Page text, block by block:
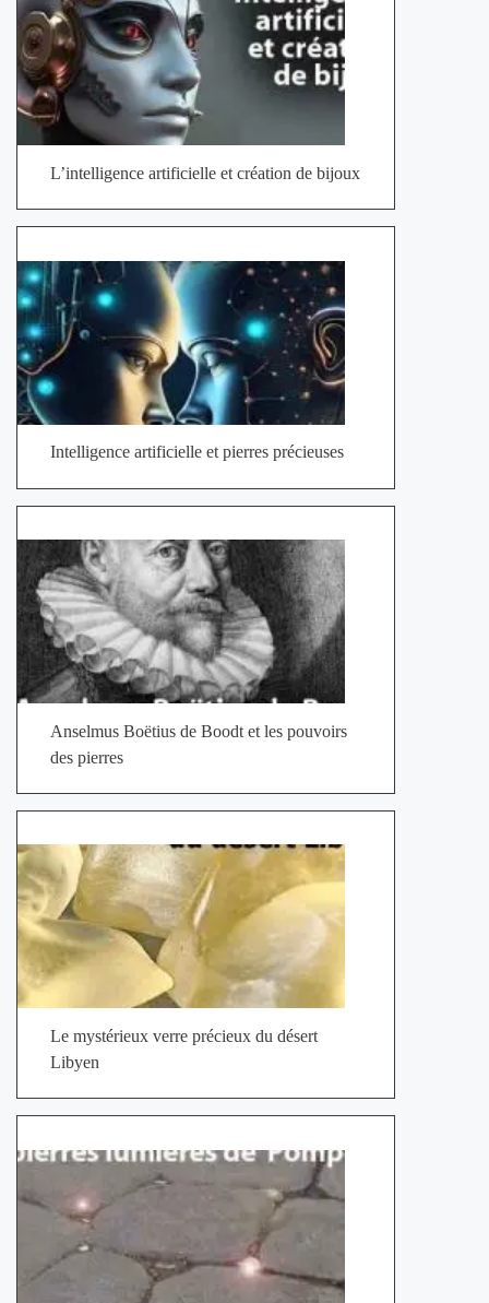
L’intelligence artificielle et création de bijoux
Intelligence artificielle et pierres précieuses
Anselmus Boëtius de Boodt et les pouvoirs
des pierres
Le mystérieux verre précieux du désert
Libyen